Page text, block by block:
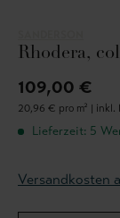
Rhodera,
109,00 €
20,96 € pro m² | inkl.
Lieferzeit: 5
Versandkosten